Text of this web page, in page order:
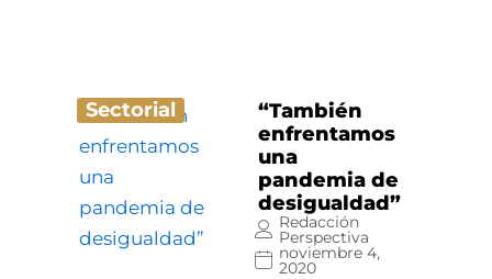
Sectorial
“También
enfrentamos
una
pandemia de
desigualdad”
Redacción
Perspectiva
noviembre 4,
2020